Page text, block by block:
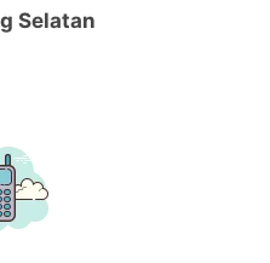
Selatan